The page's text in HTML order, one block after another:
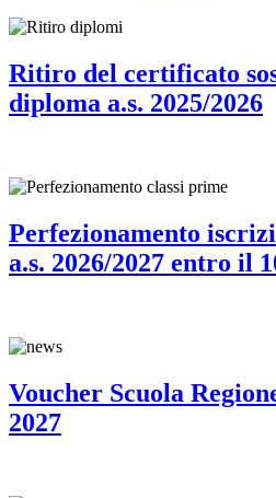
Ritiro del certificato
diploma a.s. 2025/2026
Perfezionamento
a.s. 2026/2027 entro il
Voucher Scuola
2027